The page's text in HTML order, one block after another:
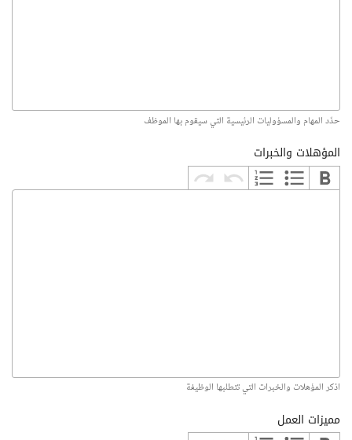
حدّد المهام والمسؤوليات الرئيسية التي سيقوم بها الموظف
المؤهلات والخبرات
اذكر المؤهلات والخبرات التي تتطلبها الوظيفة
مميزات العمل